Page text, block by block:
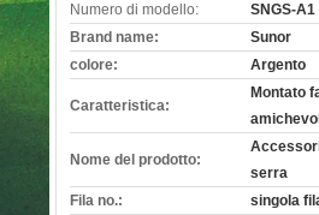
Numero di modello:
SNGS-A1
Brand name:
Sunor
colore:
Argento
Caratteristica:
Montato
Nome del prodotto:
serra
Fila no.:
singola